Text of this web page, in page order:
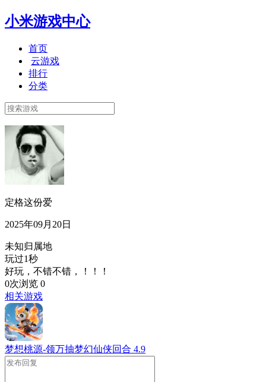
小米游戏中心
首页
云游戏
排行
分类
定格这份爱
2025年09月20日
未知归属地
玩过1秒
好玩，不错不错，！！！
0次浏览 0
相关游戏
梦想桃源-领万抽梦幻仙侠回合 4.9